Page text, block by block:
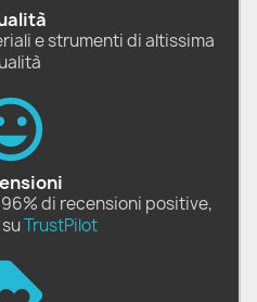
e strumenti di altissima
di recensioni positive,
TrustPilot